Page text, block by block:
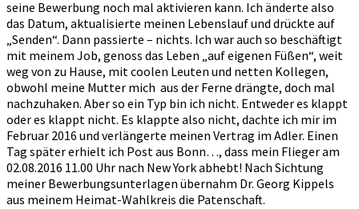
seine Bewerbung noch mal aktivieren kann. Ich änderte also
das Datum, aktualisierte meinen Lebenslauf und drückte auf
„Senden“. Dann passierte – nichts. Ich war auch so beschäftigt
mit meinem Job, genoss das Leben „auf eigenen Füßen“, weit
weg von zu Hause, mit coolen Leuten und netten Kollegen,
obwohl meine Mutter mich aus der Ferne drängte, doch mal
nachzuhaken. Aber so ein Typ bin ich nicht. Entweder es klappt
oder es klappt nicht. Es klappte also nicht, dachte ich mir im
Februar 2016 und verlängerte meinen Vertrag im Adler. Einen
Tag später erhielt ich Post aus Bonn…, dass mein Flieger am
02.08.2016 11.00 Uhr nach New York abhebt! Nach Sichtung
meiner Bewerbungsunterlagen übernahm Dr. Georg Kippels
aus meinem Heimat-Wahlkreis die Patenschaft.